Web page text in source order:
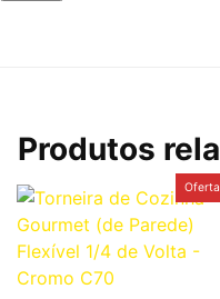
Produtos
preço
original
era:
R$80,03.
preço
atual
é:
R$57,63.